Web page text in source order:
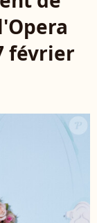
février